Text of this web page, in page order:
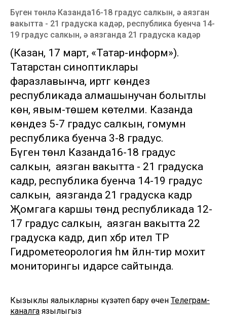
Бүген төнлә Казанда16-18 градус салкын, ә аязган
вакытта - 21 градуска кадәр, республика буенча 14-
19 градус салкын, ә аязганда 21 градуска кадәр
(Казан, 17 март, «Татар-информ»).
Татарстан синоптиклары
фаразлавынча, иртәгә көндез
республикада алмашынучан болытлы
көн, явым-төшем көтелми. Казанда
көндез 5-7 градус салкын, гомумән
республика буенча 3-8 градус.
Бүген төнлә Казанда16-18 градус
салкын, ә аязган вакытта - 21 градуска
кадәр, республика буенча 14-19 градус
салкын, ә аязганда 21 градуска кадәр
Җомгага каршы төндә республикада 12-
17 градус салкын, ә аязган вакытта 22
градуска кадәр, дип хәбәр ителә ТР
Гидрометеорология һәм әйләнә-тирә мохит
мониторингы идарәсе сайтында.
Кызыклы яңалыкларны күзәтеп бару өчен Телеграм-
каналга язылыгыз